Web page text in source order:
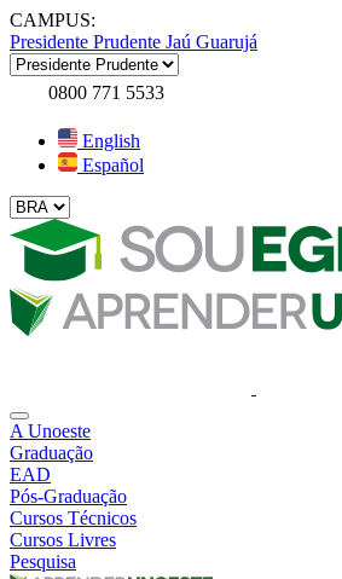
CAMPUS:
Presidente Prudente Jaú Guarujá
0800 771 5533
English
Español
A Unoeste
Graduação
EAD
Pós-Graduação
Cursos Técnicos
Cursos Livres
Pesquisa